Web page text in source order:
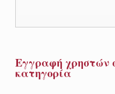
Εγγραφή χρηστών
κατηγορία